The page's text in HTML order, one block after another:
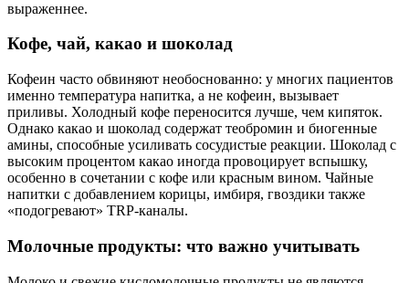
выраженнее.
Кофе, чай, какао и шоколад
Кофеин часто обвиняют необоснованно: у многих пациентов
именно температура напитка, а не кофеин, вызывает
приливы. Холодный кофе переносится лучше, чем кипяток.
Однако какао и шоколад содержат теобромин и биогенные
амины, способные усиливать сосудистые реакции. Шоколад с
высоким процентом какао иногда провоцирует вспышку,
особенно в сочетании с кофе или красным вином. Чайные
напитки с добавлением корицы, имбиря, гвоздики также
«подогревают» TRP‑каналы.
Молочные продукты: что важно учитывать